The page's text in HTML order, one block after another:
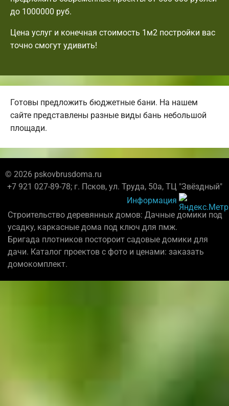
до 1000000 руб.
Цена услуг и конечная стоимость 1м2 постройки вас
точно смогут удивить!
Готовы предложить бюджетные бани. На нашем
сайте представлены разные виды бань небольшой
площади.
© 2026 pskovbrusdoma.ru
+7 921 027-89-78; г. Псков, ул. Труда, 50а, ТЦ "Звёздный"
Информация
Строительство деревянных домов: Дачные домики под
усадку, каркасные дома под ключ для пмж.
Бригада плотников постороит садовые домики для
дачи. Каталог проектов с фото и ценами: заказать
домокомплект.